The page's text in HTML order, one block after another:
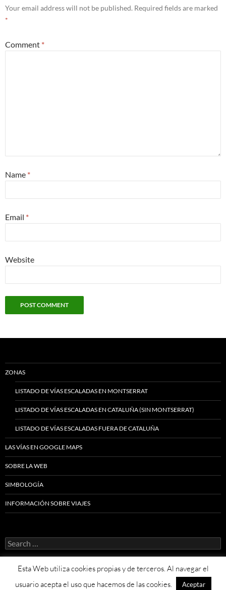
Your email address will not be published. Required fields are marked
*
Comment *
Name *
Email *
Website
ZONAS
LISTADO DE VÍAS ESCALADAS EN MONTSERRAT
LISTADO DE VÍAS ESCALADAS EN CATALUÑA (SIN MONTSERRAT)
LISTADO DE VÍAS ESCALADAS FUERA DE CATALUÑA
LAS VÍAS EN GOOGLE MAPS
SOBRE LA WEB
SIMBOLOGÍA
INFORMACIÓN SOBRE VIAJES
Search
for:
Proudly powered by WordPress
Esta Web utiliza cookies propias y de terceros. Al navegar el
usuario acepta el uso que hacemos de las cookies.
Aceptar